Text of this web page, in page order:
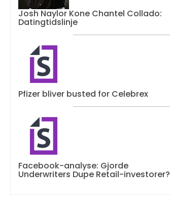
Josh Naylor Kone Chantel Collado:
Datingtidslinje
Pfizer bliver busted for Celebrex
Facebook-analyse: Gjorde
Underwriters Dupe Retail-investorer?